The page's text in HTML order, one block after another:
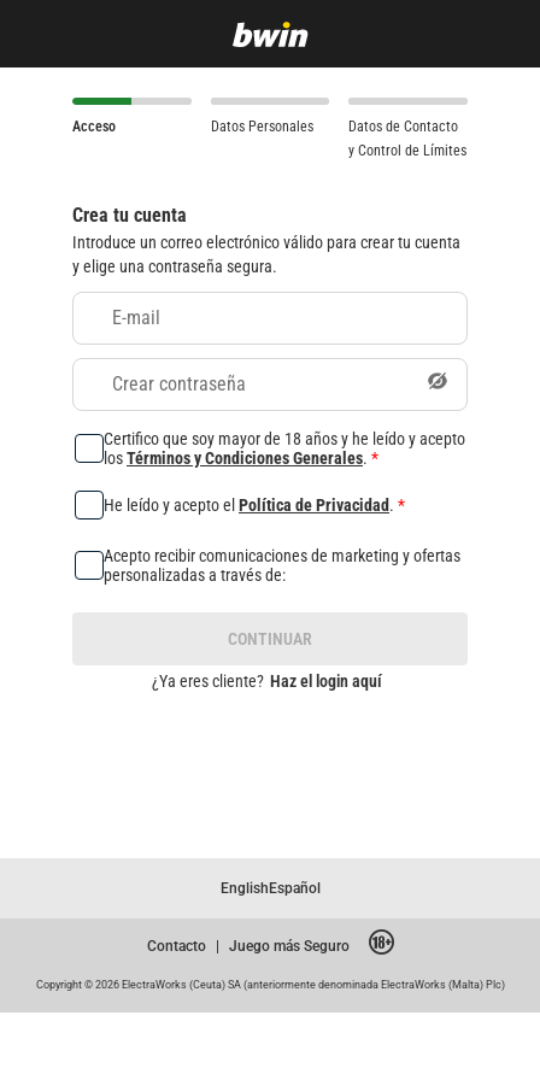
Acceso Datos Personales
Datos de Contacto
y Control de Límites
Crea tu cuenta
Introduce un correo electrónico válido para crear tu cuenta
y elige una contraseña segura.
E-mail
Crear contraseña
Certifico que soy mayor de 18 años y he leído y acepto
losTérminos y Condiciones Generales. *
He leído y acepto el Política de Privacidad. *
Acepto recibir comunicaciones de marketing y ofertas
personalizadas a través de:
CONTINUAR
¿Ya eres cliente? Haz el login aquí
English Español
Contacto Juego más Seguro
Copyright © 2026 ElectraWorks (Ceuta) SA (anteriormente denominada ElectraWorks (Malta) Plc)